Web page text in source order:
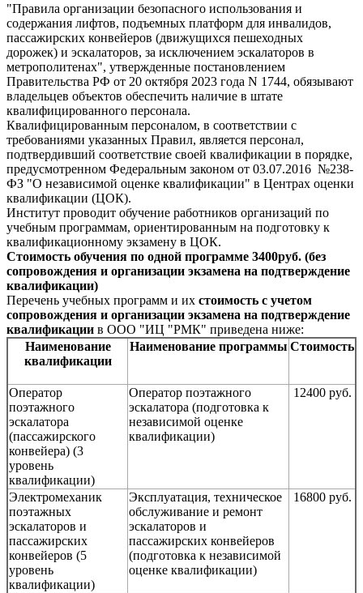
"Правила организации безопасного использования и
содержания лифтов, подъемных платформ для инвалидов,
пассажирских конвейеров (движущихся пешеходных
дорожек) и эскалаторов, за исключением эскалаторов в
метрополитенах", утвержденные постановлением
Правительства РФ от 20 октября 2023 года N 1744, обязывают
владельцев объектов обеспечить наличие в штате
квалифицированного персонала.
Квалифицированным персоналом, в соответствии с
требованиями указанных Правил, является персонал,
подтвердивший соответствие своей квалификации в порядке,
предусмотренном Федеральным законом от 03.07.2016 №238-
ФЗ "О независимой оценке квалификации" в Центрах оценки
квалификации (ЦОК).
Институт проводит обучение работников организаций по
учебным программам, ориентированным на подготовку к
квалификационному экзамену в ЦОК.
Стоимость обучения по одной программе 3400руб. (без
сопровождения и организации экзамена на подтверждение
квалификации)
Перечень учебных программ и их стоимость с учетом
сопровождения и организации экзамена на подтверждение
квалификации в ООО "ИЦ "РМК" приведена ниже:
Наименование
квалификации
Наименование программы Стоимость
Оператор
поэтажного
эскалатора
(пассажирского
конвейера) (3
уровень
квалификации)
Оператор поэтажного
эскалатора (подготовка к
независимой оценке
квалификации)
12400 руб.
Электромеханик
поэтажных
эскалаторов и
пассажирских
конвейеров (5
уровень
квалификации)
Эксплуатация, техническое
обслуживание и ремонт
эскалаторов и
пассажирских конвейеров
(подготовка к независимой
оценке квалификации)
16800 руб.